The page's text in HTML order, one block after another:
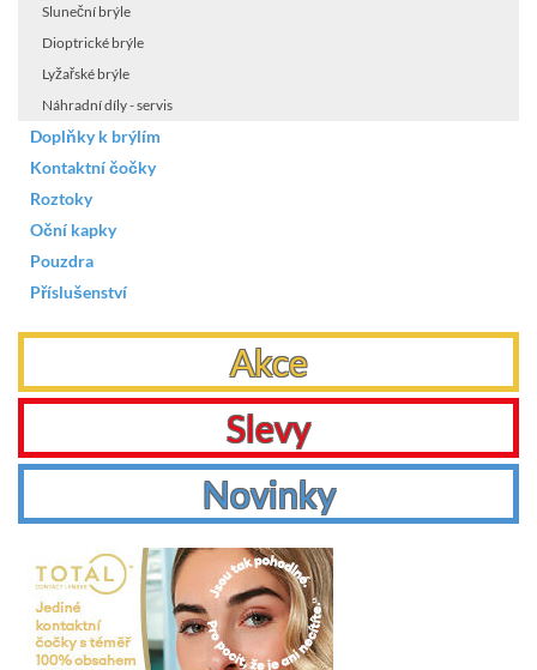
Sluneční brýle
Dioptrické brýle
Lyžařské brýle
Náhradní díly - servis
Doplňky k brýlím
Kontaktní čočky
Roztoky
Oční kapky
Pouzdra
Příslušenství
Akce
Slevy
Novinky